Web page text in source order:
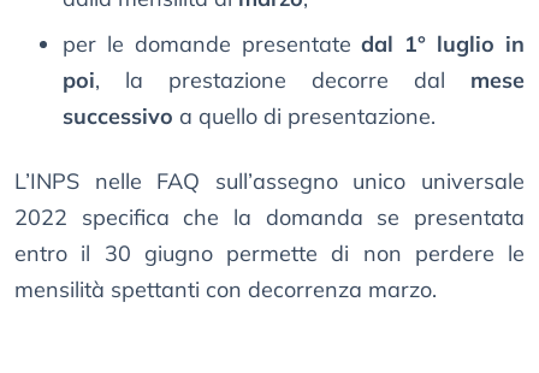
per le domande presentatedal 1° luglio in
poi, la prestazione decorre dal mese
successivo a quello di presentazione.
L’INPS nelle FAQ sull’assegno unico universale
2022 specifica che la domanda se presentata
entro il 30 giugno permette di non perdere le
mensilità spettanti con decorrenza marzo.